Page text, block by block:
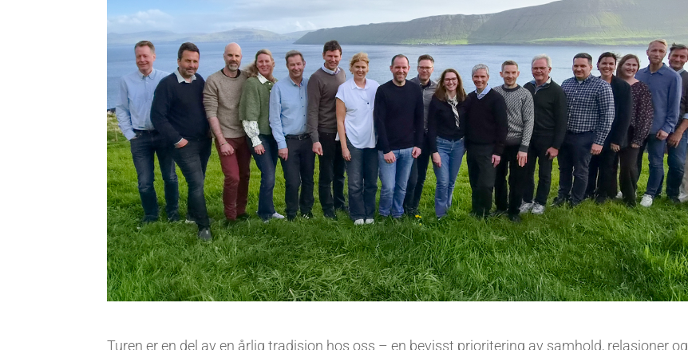
Turen er en del av en årlig tradisjon hos oss – en bevisst prioritering av samhold, relasjoner og